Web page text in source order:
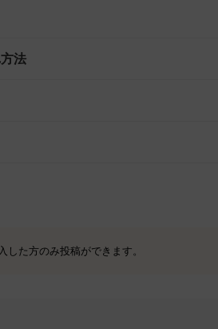
法
した方のみ投稿ができます。